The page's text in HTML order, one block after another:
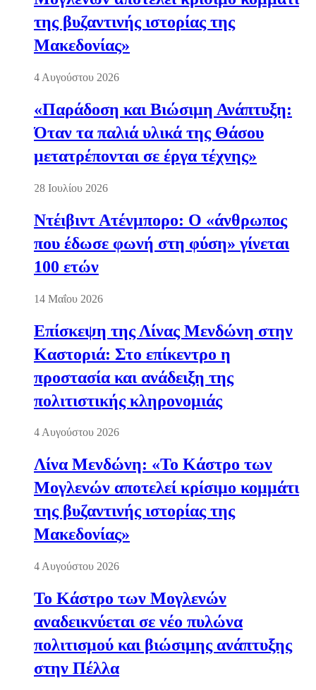
της βυζαντινής ιστορίας της
Μακεδονίας»
4 Αυγούστου 2026
«Παράδοση και Βιώσιμη Ανάπτυξη:
Όταν τα παλιά υλικά της Θάσου
μετατρέπονται σε έργα τέχνης»
28 Ιουλίου 2026
Ντέιβιντ Ατένμπορο: Ο «άνθρωπος
που έδωσε φωνή στη φύση» γίνεται
100 ετών
14 Μαΐου 2026
Επίσκεψη της Λίνας Μενδώνη στην
Καστοριά: Στο επίκεντρο η
προστασία και ανάδειξη της
πολιτιστικής κληρονομιάς
4 Αυγούστου 2026
Λίνα Μενδώνη: «Το Κάστρο των
Μογλενών αποτελεί κρίσιμο κομμάτι
της βυζαντινής ιστορίας της
Μακεδονίας»
4 Αυγούστου 2026
Το Κάστρο των Μογλενών
αναδεικνύεται σε νέο πυλώνα
πολιτισμού και βιώσιμης ανάπτυξης
στην Πέλλα